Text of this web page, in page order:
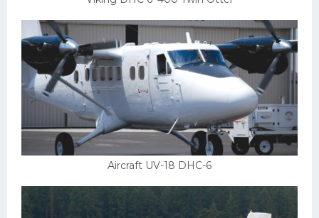
Aircraft UV-18 DHC-6